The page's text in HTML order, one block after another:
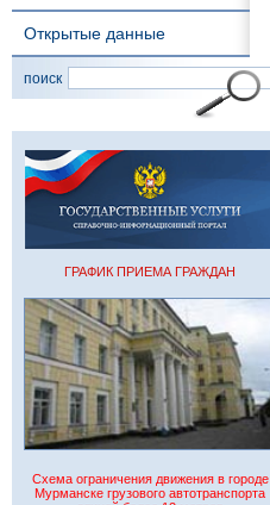
Открытые данные
поиск
ГРАФИК ПРИЕМА ГРАЖДАН
Схема ограничения движения в городе
Мурманске грузового автотранспорта